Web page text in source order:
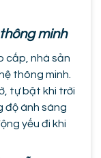
minh
cấp, nhà sản
thông minh.
tự bật khi trời
độ ánh sáng
yếu đi khi